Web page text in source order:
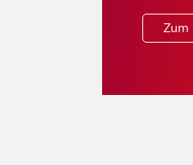
Zum